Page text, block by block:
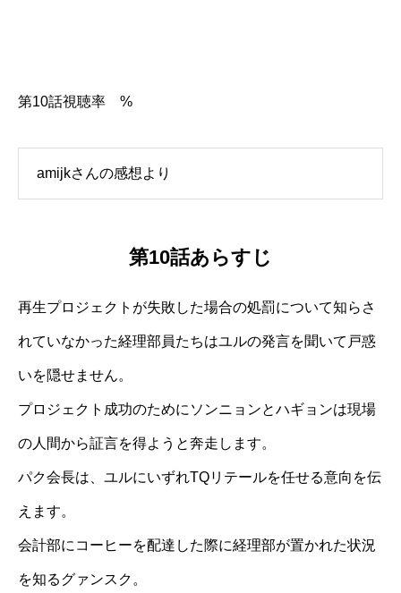
第10話視聴率 %
amijkさんの感想より
第10話あらすじ
再生プロジェクトが失敗した場合の処罰について知らさ
れていなかった経理部員たちはユルの発言を聞いて戸惑
いを隠せません。
プロジェクト成功のためにソンニョンとハギョンは現場
の人間から証言を得ようと奔走します。
パク会長は、ユルにいずれTQリテールを任せる意向を伝
えます。
会計部にコーヒーを配達した際に経理部が置かれた状況
を知るグァンスク。